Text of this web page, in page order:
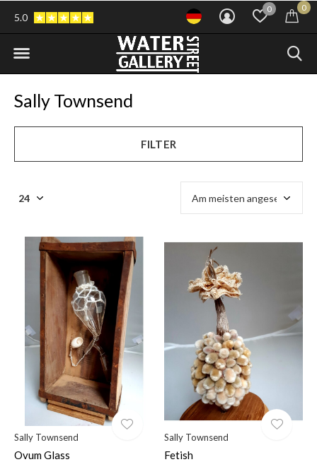
0 0
5.0
Sally Townsend
FILTER
Sally Townsend
Ovum Glass
Sally Townsend
Fetish